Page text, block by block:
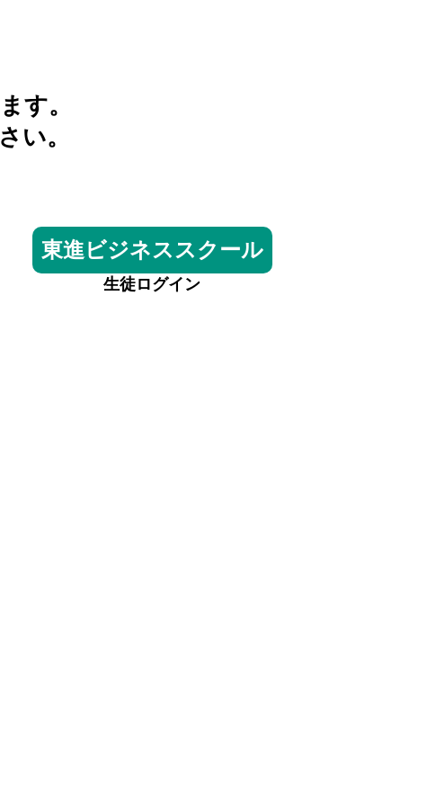
す。
い。
東進ビジネススクール
生徒ログイン